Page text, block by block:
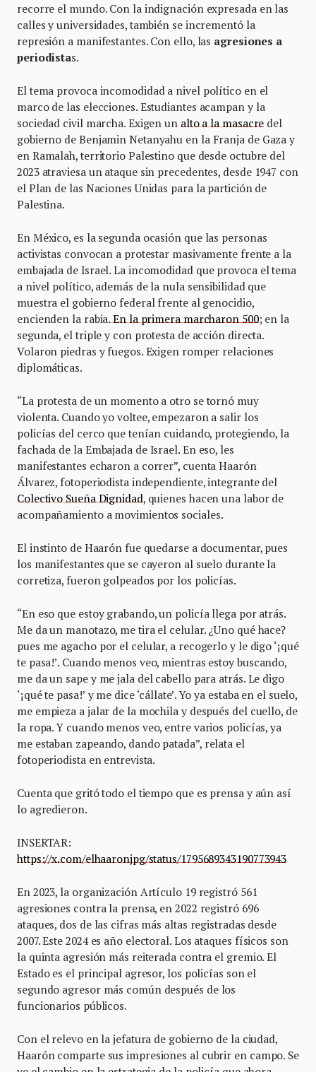
recorre el mundo. Con la indignación expresada en las
calles y universidades, también se incrementó la
represión a manifestantes. Con ello, las agresiones a
periodistas.
El tema provoca incomodidad a nivel político en el
marco de las elecciones. Estudiantes acampan y la
sociedad civil marcha. Exigen un alto a la masacre del
gobierno de Benjamin Netanyahu en la Franja de Gaza y
en Ramalah, territorio Palestino que desde octubre del
2023 atraviesa un ataque sin precedentes, desde 1947 con
el Plan de las Naciones Unidas para la partición de
Palestina.
En México, es la segunda ocasión que las personas
activistas convocan a protestar masivamente frente a la
embajada de Israel. La incomodidad que provoca el tema
a nivel político, además de la nula sensibilidad que
muestra el gobierno federal frente al genocidio,
encienden la rabia. En la primera marcharon 500; en la
segunda, el triple y con protesta de acción directa.
Volaron piedras y fuegos. Exigen romper relaciones
diplomáticas.
“La protesta de un momento a otro se tornó muy
violenta. Cuando yo voltee, empezaron a salir los
policías del cerco que tenían cuidando, protegiendo, la
fachada de la Embajada de Israel. En eso, les
manifestantes echaron a correr”, cuenta Haarón
Álvarez, fotoperiodista independiente, integrante del
Colectivo Sueña Dignidad, quienes hacen una labor de
acompañamiento a movimientos sociales.
El instinto de Haarón fue quedarse a documentar, pues
los manifestantes que se cayeron al suelo durante la
corretiza, fueron golpeados por los policías.
“En eso que estoy grabando, un policía llega por atrás.
Me da un manotazo, me tira el celular. ¿Uno qué hace?
pues me agacho por el celular, a recogerlo y le digo ‘¡qué
te pasa!’. Cuando menos veo, mientras estoy buscando,
me da un sape y me jala del cabello para atrás. Le digo
‘¡qué te pasa!’ y me dice ‘cállate’. Yo ya estaba en el suelo,
me empieza a jalar de la mochila y después del cuello, de
la ropa. Y cuando menos veo, entre varios policías, ya
me estaban zapeando, dando patada”, relata el
fotoperiodista en entrevista.
Cuenta que gritó todo el tiempo que es prensa y aún así
lo agredieron.
INSERTAR:
https://x.com/elhaaronjpg/status/1795689343190773943
En 2023, la organización Artículo 19 registró 561
agresiones contra la prensa, en 2022 registró 696
ataques, dos de las cifras más altas registradas desde
2007. Este 2024 es año electoral. Los ataques físicos son
la quinta agresión más reiterada contra el gremio. El
Estado es el principal agresor, los policías son el
segundo agresor más común después de los
funcionarios públicos.
Con el relevo en la jefatura de gobierno de la ciudad,
Haarón comparte sus impresiones al cubrir en campo. Se